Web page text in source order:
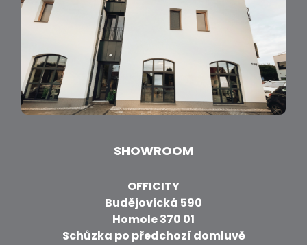
SHOWROOM
OFFICITY
Budějovická 590
Homole 370 01
Schůzka po předchozí domluvě